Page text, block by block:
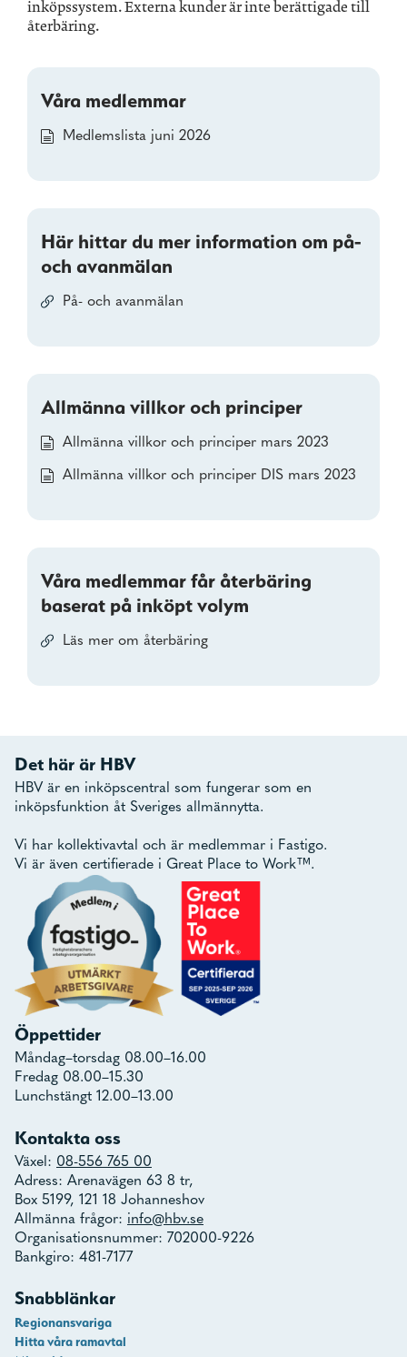
inköpssystem. Externa kunder är inte berättigade till
återbäring.
Våra medlemmar
Medlemslista juni 2026
Här hittar du mer information om på-
och avanmälan
På- och avanmälan
Allmänna villkor och principer
Allmänna villkor och principer mars 2023
Allmänna villkor och principer DIS mars 2023
Våra medlemmar får återbäring
baserat på inköpt volym
Läs mer om återbäring
Det här är HBV
HBV är en inköpscentral som fungerar som en
inköpsfunktion åt Sveriges allmännytta.
Vi har kollektivavtal och är medlemmar i Fastigo.
Vi är även certifierade i Great Place to Work™.
Öppettider
Måndag–torsdag 08.00–16.00
Fredag 08.00–15.30
Lunchstängt 12.00–13.00
Kontakta oss
Växel: 08-556 765 00
Adress: Arenavägen 63 8 tr,
Box 5199, 121 18 Johanneshov
Allmänna frågor: info@hbv.se
Organisationsnummer: 702000-9226
Bankgiro: 481-7177
Snabblänkar
Regionansvariga
Hitta våra ramavtal